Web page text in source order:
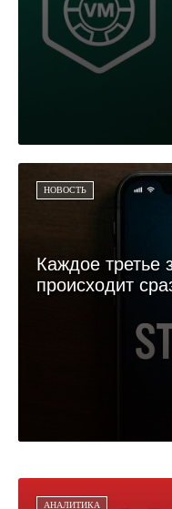
НОВОСТЬ
Каждое третье
происходит
АНАЛИТИКА